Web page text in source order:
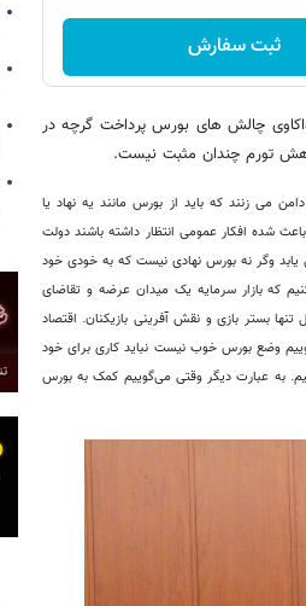
ثبت سفارش
واکاوی چالش های بورس پرداخت گرچه در
تورم چندان مثبت نیست.
می زنند که باید از بورس مانند یه نهاد یا
شده افکار عمومی انتظار داشته باشند دولت
وگر نه بورس نهادی نیست که به خودی خود
که بازار سرمایه یک میدان عرضه و تقاضای
بستر بازی و نقش آفرینی بازیکنان. اقتصاد
وضع بورس خوب نیست نباید کاری برای خود
به عبارت دیگر وقتی می‌گوییم کمک به بورس